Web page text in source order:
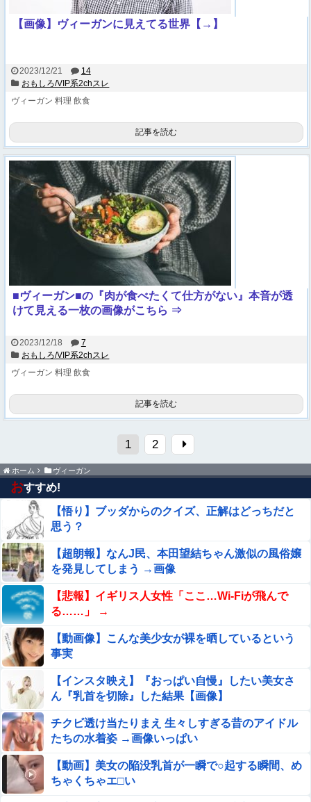
【画像】ヴィーガンに見えてる世界【→】
2023/12/21
14
おもしろ/VIP系2chスレ
ヴィーガン 料理 飲食
記事を読む
■ヴィーガン■の『肉が食べたくて仕方がない』本音が透
けて見える一枚の画像がこちら ⇒
2023/12/18
7
おもしろ/VIP系2chスレ
ヴィーガン 料理 飲食
記事を読む
1 2
ホーム ヴィーガン
おすすめ!
【悟り】ブッダからのクイズ、正解はどっちだと
思う？
【超朗報】なんJ民、本田望結ちゃん激似の風俗嬢
を発見してしまう →画像
【悲報】イギリス人女性「ここ…Wi-Fiが飛んで
る……」 →
【動画像】こんな美少女が裸を晒しているという
事実
【インスタ映え】『おっぱい自慢』したい美女さ
ん『乳首を切除』した結果【画像】
チクビ透け当たりまえ 生々しすぎる昔のアイドル
たちの水着姿 →画像いっぱい
【動画】美女の陥没乳首が一瞬で○起する瞬間、め
ちゃくちゃエ□い